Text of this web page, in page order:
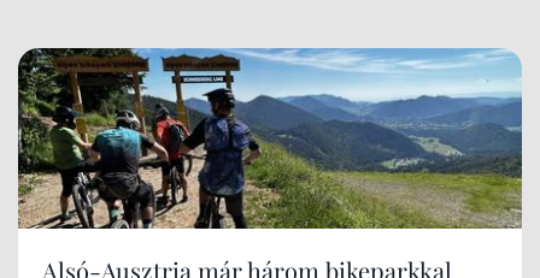
Alsó-Ausztria már három bikeparkkal